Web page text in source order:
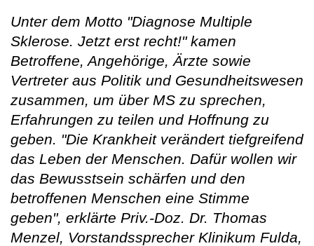
Unter dem Motto "Diagnose Multiple
Sklerose. Jetzt erst recht!" kamen
Betroffene, Angehörige, Ärzte sowie
Vertreter aus Politik und Gesundheitswesen
zusammen, um über MS zu sprechen,
Erfahrungen zu teilen und Hoffnung zu
geben. "Die Krankheit verändert tiefgreifend
das Leben der Menschen. Dafür wollen wir
das Bewusstsein schärfen und den
betroffenen Menschen eine Stimme
geben", erklärte Priv.-Doz. Dr. Thomas
Menzel, Vorstandssprecher Klinikum Fulda,